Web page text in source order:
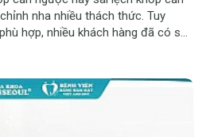
nha nhiều thách thức. Tuy
hợp, nhiều khách hàng đã có sự